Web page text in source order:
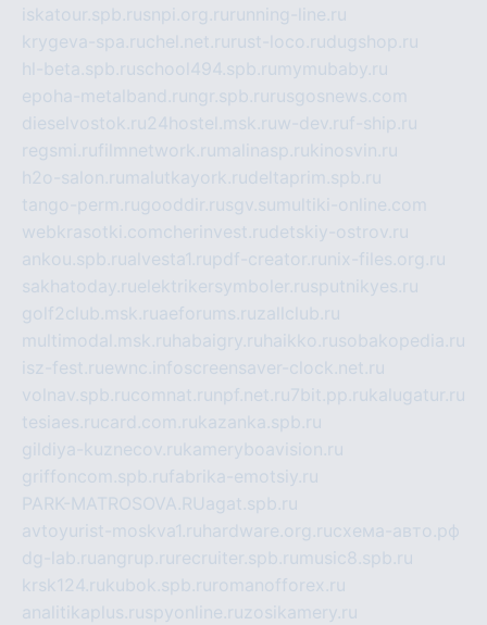
iskatour.spb.rusnpi.org.ru running-line.ru
krygeva-spa.ruchel.net.ru rust-loco.rudugshop.ru
hl-beta.spb.ruschool494.spb.ru mymubaby.ru
epoha-metalband.ru ngr.spb.ru rusgosnews.com
dieselvostok.ru24hostel.msk.ruw-dev.ruf-ship.ru
regsmi.rufilmnetwork.ru malinasp.rukinosvin.ru
h2o-salon.ru malutkayork.rudeltaprim.spb.ru
tango-perm.rugooddir.rusgv.su multiki-online.com
webkrasotki.comcherinvest.rudetskiy-ostrov.ru
ankou.spb.rualvesta1.rupdf-creator.ru nix-files.org.ru
sakhatoday.ruelektrikersymboler.rusputnikyes.ru
golf2club.msk.ruaeforums.ruzallclub.ru
multimodal.msk.ru habaigry.ru haikko.rusobakopedia.ru
isz-fest.ruewnc.infoscreensaver-clock.net.ru
volnav.spb.rucomnat.ru npf.net.ru7bit.pp.rukalugatur.ru
tesiaes.rucard.com.rukazanka.spb.ru
gildiya-kuznecov.rukameryboavision.ru
griffoncom.spb.rufabrika-emotsiy.ru
PARK-MATROSOVA.RUagat.spb.ru
avtoyurist-moskva1.ru hardware.org.ruсхема-авто.рф
dg-lab.ruangrup.ru recruiter.spb.ru music8.spb.ru
krsk124.rukubok.spb.ru romanofforex.ru
analitikaplus.ruspyonline.ruzosikamery.ru